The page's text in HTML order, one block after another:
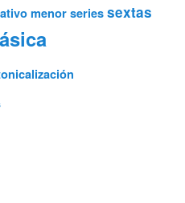
menor series sextas